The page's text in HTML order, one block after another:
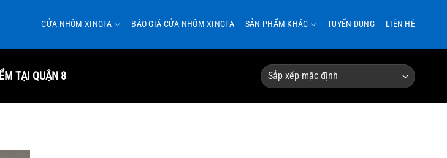
CỬA NHÔM XINGFA BÁO GIÁ CỬA NHÔM XINGFA SẢN PHẨM KHÁC TUYỂN DỤNG LIÊN HỆ
TẠI QUẬN 8